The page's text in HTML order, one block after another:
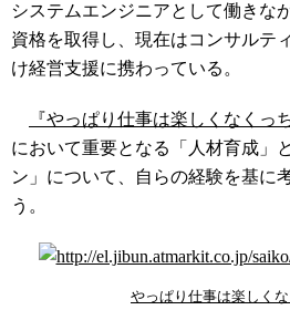
システムエンジニアとして働きな
資格を取得し、現在はコンサルテ
け経営支援に携わっている。
『やっぱり仕事は楽しくなくっ
において重要となる「人材育成」
ン」について、自らの経験を基に
う。
やっぱり仕事は楽しく